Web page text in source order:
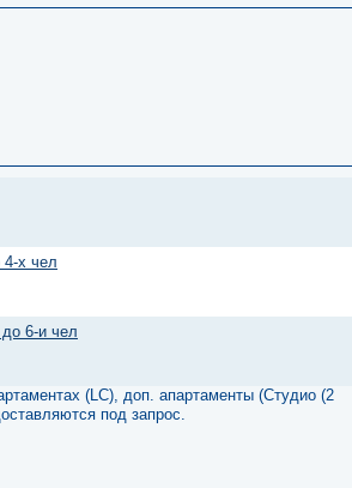
4-х чел
6-и чел
(LC), доп. апартаменты (Студио (2
под запрос.